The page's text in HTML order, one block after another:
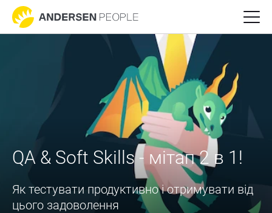
QA & Soft Skills - мітап 2 в 1!
Як тестувати продуктивно і отримувати від
цього задоволення